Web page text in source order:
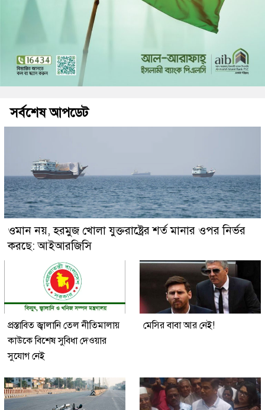
সর্বশেষ আপডেট
ওমান নয়, হরমুজ খোলা যুক্তরাষ্ট্রের শর্ত মানার ওপর নির্ভর
করছে: আইআরজিসি
প্রস্তাবিত জ্বালানি তেল নীতিমালায়
কাউকে বিশেষ সুবিধা দেওয়ার
সুযোগ নেই
মেসির বাবা আর নেই!